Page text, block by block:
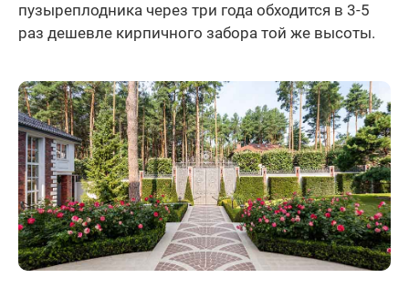
пузыреплодника через три года обходится в 3-5
раз дешевле кирпичного забора той же высоты.